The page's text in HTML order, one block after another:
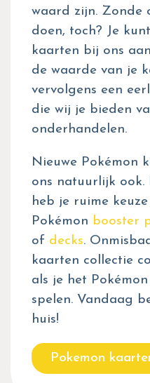
waard zijn. Zonde
doen, toch? Je
kaarten bij ons
de waarde van je
vervolgens een
die wij je bieden
onderhandelen.
Nieuwe Pokémon
ons natuurlijk ook.
heb je ruime
Pokémon booster
of decks.
kaarten collectie
als je het
spelen. Vandaag
huis!
Pokemon